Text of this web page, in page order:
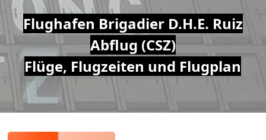
Air
Traffic
Live
Flughafen Brigadier D.H.E. Ruiz
Abflug (CSZ)
Flüge, Flugzeiten und Flugplan